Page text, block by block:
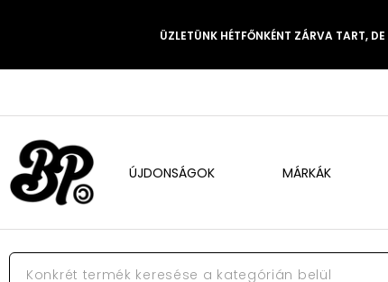
ÜZLETÜNK HÉTFŐNKÉNT ZÁRVA TART, DE
ÚJDONSÁGOK MÁRKÁK